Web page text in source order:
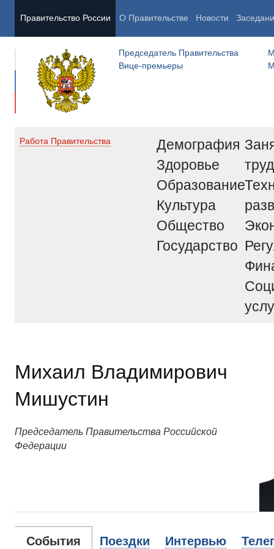
Правительство России О Правительстве Новости
Председатель Правительства
Вице-премьеры
Работа Правительства
Демография
Здоровье
Образование
Культура
Общество
Государство
труд
Михаил Владимирович
Мишустин
Председатель Правительства Российской
Федерации
События Поездки Интервью